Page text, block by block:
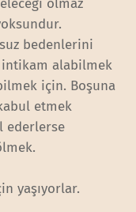
olmaz
bedenlerini
intikam alabilmek
için. Boşuna
etmek
ederlerse
yaşıyorlar.